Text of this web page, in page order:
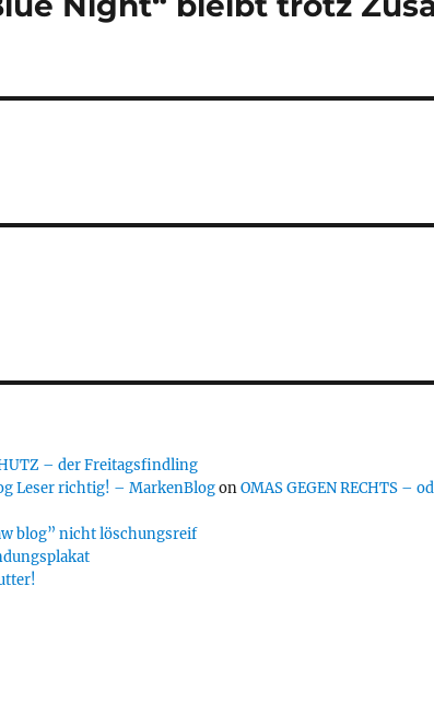
– der Freitagsfindling
Leser richtig! – MarkenBlogonOMAS GEGEN RECHTS –
blog” nicht löschungsreif